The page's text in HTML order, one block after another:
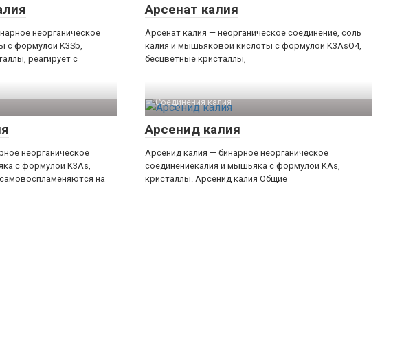
неорганическое
с формулой K3Sb,
реагирует с
Арсенат калия
Арсенат калия — неорганическое соединение, соль
калия и мышьяковой кислоты с формулой K3AsO4,
бесцветные кристаллы,
неорганическое
с формулой K3As,
на
Соединения калия‎
Арсенид калия
Арсенид калия — бинарное неорганическое
соединениекалия и мышьяка с формулой KAs,
кристаллы. Арсенид калия Общие